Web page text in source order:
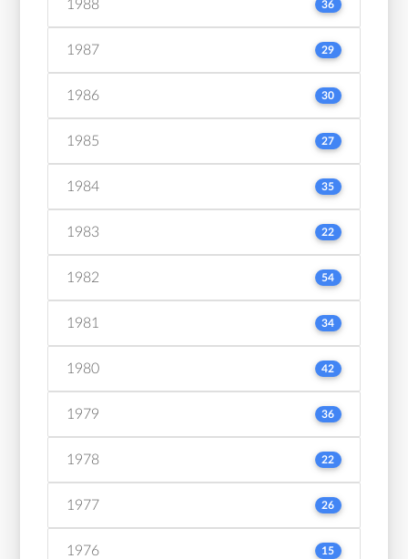
1988 36
1987 29
1986 30
1985 27
1984 35
1983 22
1982 54
1981 34
1980 42
1979 36
1978 22
1977 26
1976 15